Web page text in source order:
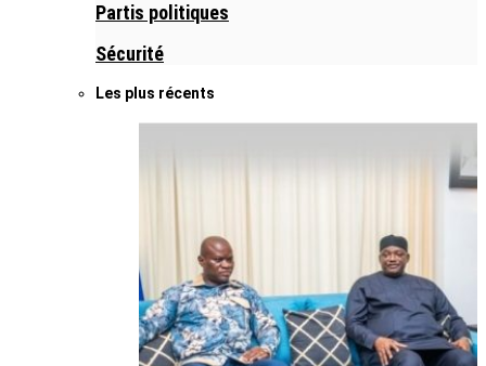
Partis politiques
Sécurité
Les plus récents